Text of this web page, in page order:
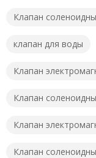
Клапан
клапан для воды
Клапан
Клапан
Клапан
Клапан